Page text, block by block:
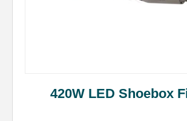
420W LED Shoebox